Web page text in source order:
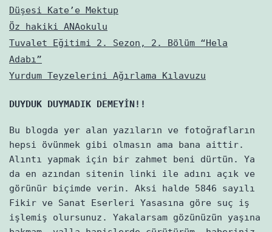
Düşesi Kate’e Mektup
Öz hakiki ANAokulu
Tuvalet Eğitimi 2. Sezon, 2. Bölüm “Hela
Adabı”
Yurdum Teyzelerini Ağırlama Kılavuzu
DUYDUK DUYMADIK DEMEYİN!!
Bu blogda yer alan yazıların ve fotoğrafların
hepsi övünmek gibi olmasın ama bana aittir.
Alıntı yapmak için bir zahmet beni dürtün. Ya
da en azından sitenin linki ile adını açık ve
görünür biçimde verin. Aksi halde 5846 sayılı
Fikir ve Sanat Eserleri Yasasına göre suç iş
işlemiş olursunuz. Yakalarsam gözünüzün yaşına